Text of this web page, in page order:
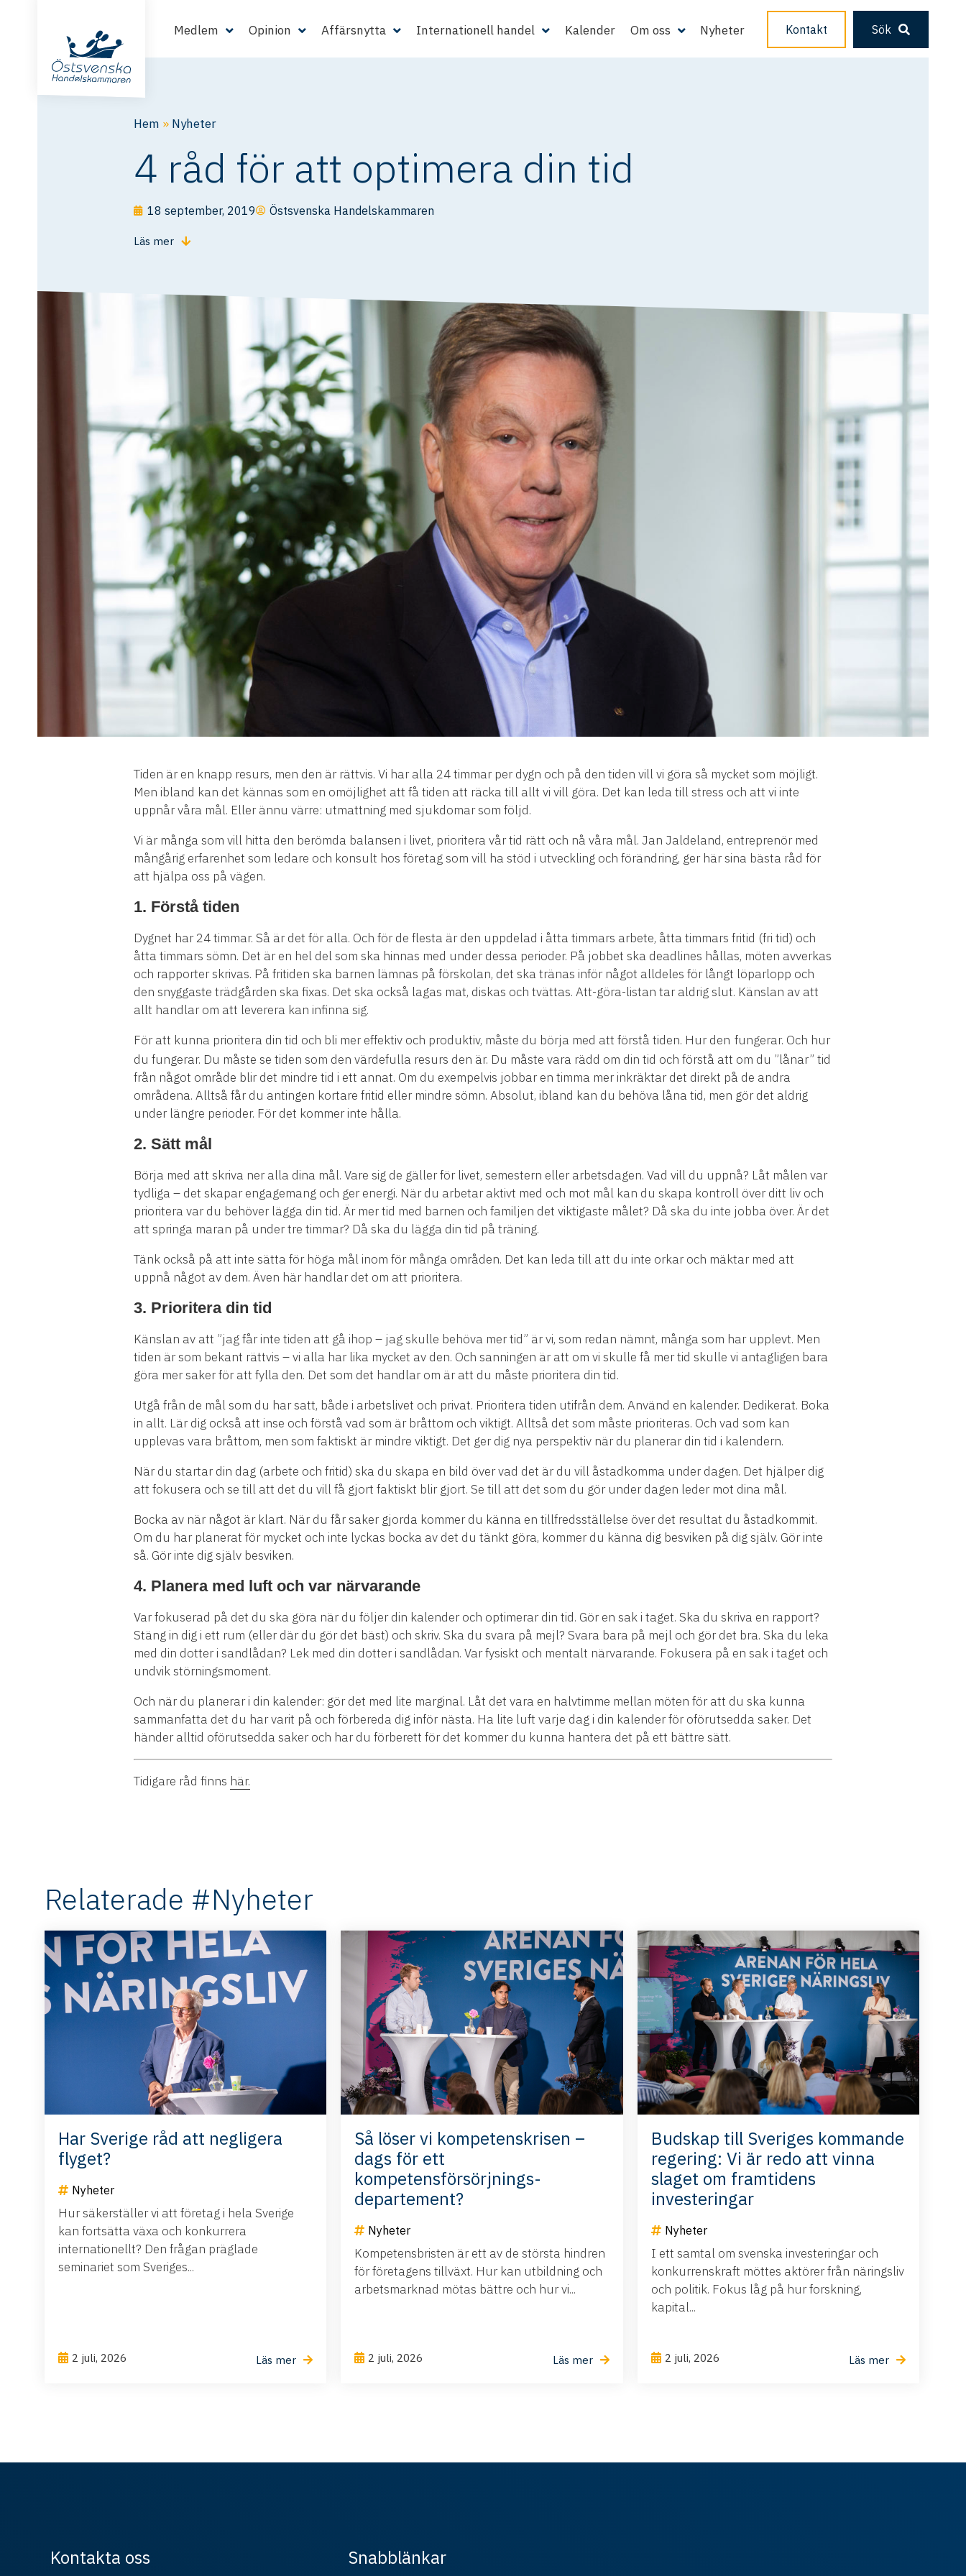
Medlem Opinion Affärsnytta Internationell handel Kalender Om oss Nyheter Kontakt Sök
Hem » Nyheter
4 råd för att optimera din tid
18 september, 2019 Östsvenska Handelskammaren
Läs mer
Tiden är en knapp resurs, men den är rättvis. Vi har alla 24 timmar per dygn och på den tiden vill vi göra så mycket som möjligt.
Men ibland kan det kännas som en omöjlighet att få tiden att räcka till allt vi vill göra. Det kan leda till stress och att vi inte
uppnår våra mål. Eller ännu värre: utmattning med sjukdomar som följd.
Vi är många som vill hitta den berömda balansen i livet, prioritera vår tid rätt och nå våra mål. Jan Jaldeland, entreprenör med
mångårig erfarenhet som ledare och konsult hos företag som vill ha stöd i utveckling och förändring, ger här sina bästa råd för
att hjälpa oss på vägen.
1. Förstå tiden
Dygnet har 24 timmar. Så är det för alla. Och för de flesta är den uppdelad i åtta timmars arbete, åtta timmars fritid (fri tid) och
åtta timmars sömn. Det är en hel del som ska hinnas med under dessa perioder. På jobbet ska deadlines hållas, möten avverkas
och rapporter skrivas. På fritiden ska barnen lämnas på förskolan, det ska tränas inför något alldeles för långt löparlopp och
den snyggaste trädgården ska fixas. Det ska också lagas mat, diskas och tvättas. Att-göra-listan tar aldrig slut. Känslan av att
allt handlar om att leverera kan infinna sig.
För att kunna prioritera din tid och bli mer effektiv och produktiv, måste du börja med att förstå tiden. Hur den fungerar. Och hur
du fungerar. Du måste se tiden som den värdefulla resurs den är. Du måste vara rädd om din tid och förstå att om du ”lånar” tid
från något område blir det mindre tid i ett annat. Om du exempelvis jobbar en timma mer inkräktar det direkt på de andra
områdena. Alltså får du antingen kortare fritid eller mindre sömn. Absolut, ibland kan du behöva låna tid, men gör det aldrig
under längre perioder. För det kommer inte hålla.
2. Sätt mål
Börja med att skriva ner alla dina mål. Vare sig de gäller för livet, semestern eller arbetsdagen. Vad vill du uppnå? Låt målen var
tydliga – det skapar engagemang och ger energi. När du arbetar aktivt med och mot mål kan du skapa kontroll över ditt liv och
prioritera var du behöver lägga din tid. Är mer tid med barnen och familjen det viktigaste målet? Då ska du inte jobba över. Är det
att springa maran på under tre timmar? Då ska du lägga din tid på träning.
Tänk också på att inte sätta för höga mål inom för många områden. Det kan leda till att du inte orkar och mäktar med att
uppnå något av dem. Även här handlar det om att prioritera.
3. Prioritera din tid
Känslan av att ”jag får inte tiden att gå ihop – jag skulle behöva mer tid” är vi, som redan nämnt, många som har upplevt. Men
tiden är som bekant rättvis – vi alla har lika mycket av den. Och sanningen är att om vi skulle få mer tid skulle vi antagligen bara
göra mer saker för att fylla den. Det som det handlar om är att du måste prioritera din tid.
Utgå från de mål som du har satt, både i arbetslivet och privat. Prioritera tiden utifrån dem. Använd en kalender. Dedikerat. Boka
in allt. Lär dig också att inse och förstå vad som är bråttom och viktigt. Alltså det som måste prioriteras. Och vad som kan
upplevas vara bråttom, men som faktiskt är mindre viktigt. Det ger dig nya perspektiv när du planerar din tid i kalendern.
När du startar din dag (arbete och fritid) ska du skapa en bild över vad det är du vill åstadkomma under dagen. Det hjälper dig
att fokusera och se till att det du vill få gjort faktiskt blir gjort. Se till att det som du gör under dagen leder mot dina mål.
Bocka av när något är klart. När du får saker gjorda kommer du känna en tillfredsställelse över det resultat du åstadkommit.
Om du har planerat för mycket och inte lyckas bocka av det du tänkt göra, kommer du känna dig besviken på dig själv. Gör inte
så. Gör inte dig själv besviken.
4. Planera med luft och var närvarande
Var fokuserad på det du ska göra när du följer din kalender och optimerar din tid. Gör en sak i taget. Ska du skriva en rapport?
Stäng in dig i ett rum (eller där du gör det bäst) och skriv. Ska du svara på mejl? Svara bara på mejl och gör det bra. Ska du leka
med din dotter i sandlådan? Lek med din dotter i sandlådan. Var fysiskt och mentalt närvarande. Fokusera på en sak i taget och
undvik störningsmoment.
Och när du planerar i din kalender: gör det med lite marginal. Låt det vara en halvtimme mellan möten för att du ska kunna
sammanfatta det du har varit på och förbereda dig inför nästa. Ha lite luft varje dag i din kalender för oförutsedda saker. Det
händer alltid oförutsedda saker och har du förberett för det kommer du kunna hantera det på ett bättre sätt.
Tidigare råd finns här.
Relaterade #Nyheter
Har Sverige råd att negligera
flyget?
Nyheter
Hur säkerställer vi att företag i hela Sverige
kan fortsätta växa och konkurrera
internationellt? Den frågan präglade
seminariet som Sveriges...
2 juli, 2026 Läs mer
Så löser vi kompetenskrisen –
dags för ett
kompetensförsörjnings-
departement?
Nyheter
Kompetensbristen är ett av de största hindren
för företagens tillväxt. Hur kan utbildning och
arbetsmarknad mötas bättre och hur vi...
2 juli, 2026 Läs mer
Budskap till Sveriges kommande
regering: Vi är redo att vinna
slaget om framtidens
investeringar
Nyheter
I ett samtal om svenska investeringar och
konkurrenskraft möttes aktörer från näringsliv
och politik. Fokus låg på hur forskning,
kapital...
2 juli, 2026 Läs mer
Kontakta oss Snabblänkar